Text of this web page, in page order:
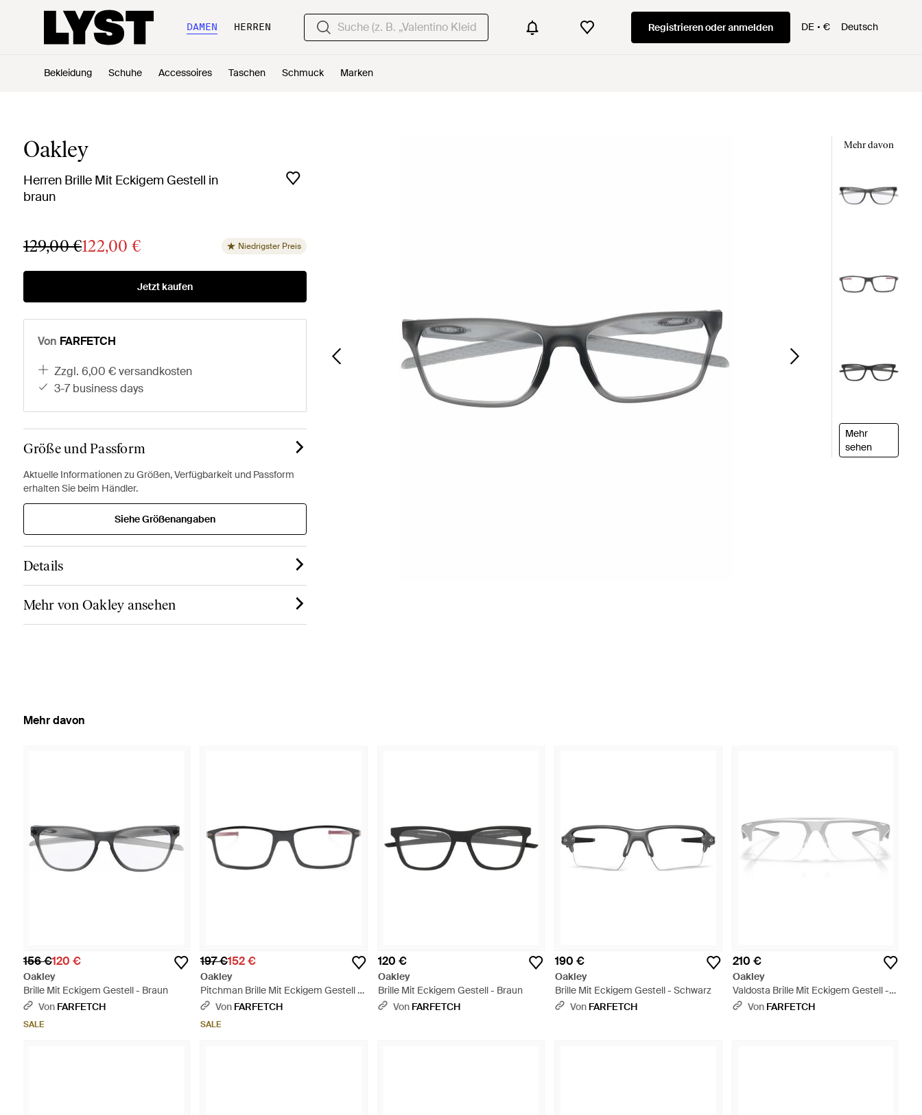
DAMEN HERREN Registrieren oder anmelden DE € Deutsch
Bekleidung Schuhe Accessoires Taschen Schmuck Marken
Oakley
Herren Brille Mit Eckigem Gestell in
braun
129,00 €122,00 € Niedrigster Preis
Jetzt kaufen
Von FARFETCH
zzgl. 6,00 € versandkosten
3-7 business days
Größe und Passform
Aktuelle Informationen zu Größen, Verfügbarkeit und Passform
erhalten Sie beim Händler.
Siehe Größenangaben
Details
Mehr von Oakley ansehen
Mehr davon
Mehr
sehen
Mehr davon
156 €120 €
Oakley
Brille Mit Eckigem Gestell - Braun
Von FARFETCH
SALE
197 €152 €
Oakley
Pitchman Brille Mit Eckigem Gestell -
Schwarz
Von FARFETCH
SALE
120 €
Oakley
Brille Mit Eckigem Gestell - Braun
Von FARFETCH
190 €
Oakley
Brille Mit Eckigem Gestell - Schwarz
Von FARFETCH
210 €
Oakley
Valdosta Brille Mit Eckigem Gestell -
WeißVon FARFETCH